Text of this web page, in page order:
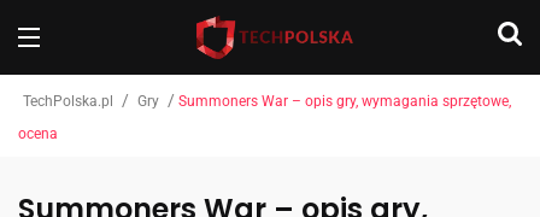
TechPolska.pl / Gry / Summoners War – opis gry, wymagania sprzętowe,
ocena